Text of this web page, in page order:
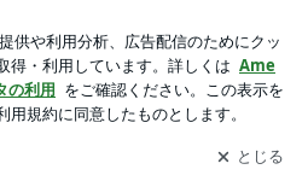
ブログの更新通知
を受け取りまし
開く